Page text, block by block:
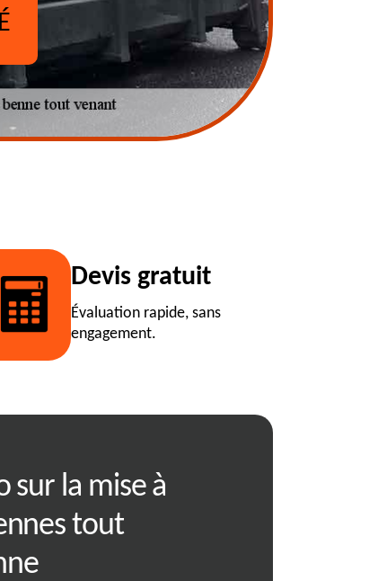
Devis gratuit
Évaluation rapide, sans
engagement.
sur la mise à
tout